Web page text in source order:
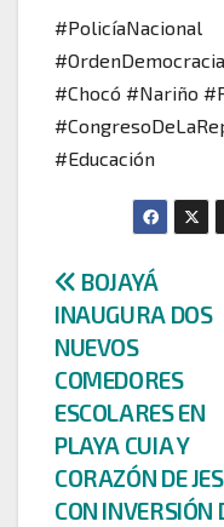
#PolicíaNacional
#Chocó #Nariño
#Educación
de
entradas
BOJAYÁ
INAUGURA DOS
NUEVOS
COMEDORES
ESCOLARES EN
PLAYA CUIA Y
CORAZÓN DE
CON INVERSIÓN